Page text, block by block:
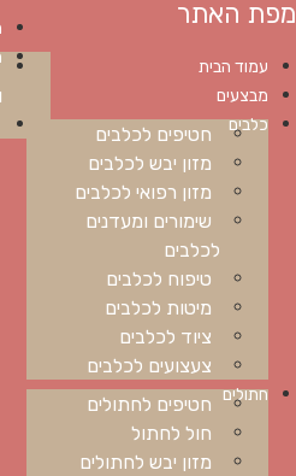
מפת האתר
עמוד הבית
מבצעים
כלבים
חטיפים לכלבים
מזון יבש לכלבים
מזון רפואי לכלבים
שימורים ומעדנים
לכלבים
טיפוח לכלבים
מיטות לכלבים
ציוד לכלבים
צעצועים לכלבים
חתולים חטיפים לחתולים
חול לחתול
מזון יבש לחתולים